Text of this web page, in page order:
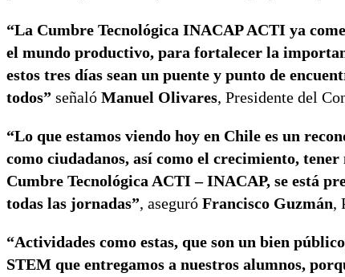
“La Cumbre Tecnológica INACAP ACTI ya
el mundo productivo, para fortalecer la
estos tres días sean un puente y punto de
todos” señaló Manuel Olivares, Presidente del
“Lo que estamos viendo hoy en Chile es un
como ciudadanos, así como el crecimiento,
Cumbre Tecnológica ACTI – INACAP, se está
todas las jornadas”, aseguró Francisco Guzmán,
“Actividades como estas, que son un bien
STEM que entregamos a nuestros alumnos,